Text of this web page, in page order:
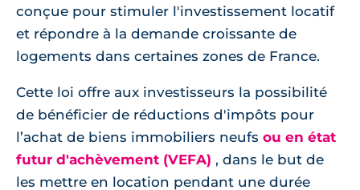
conçue pour stimuler l'investissement locatif
et répondre à la demande croissante de
logements dans certaines zones de France.
Cette loi offre aux investisseurs la possibilité
de bénéficier de réductions d'impôts pour
l’achat de biens immobiliers neufs ou en état
futur d'achèvement (VEFA) , dans le but de
les mettre en location pendant une durée